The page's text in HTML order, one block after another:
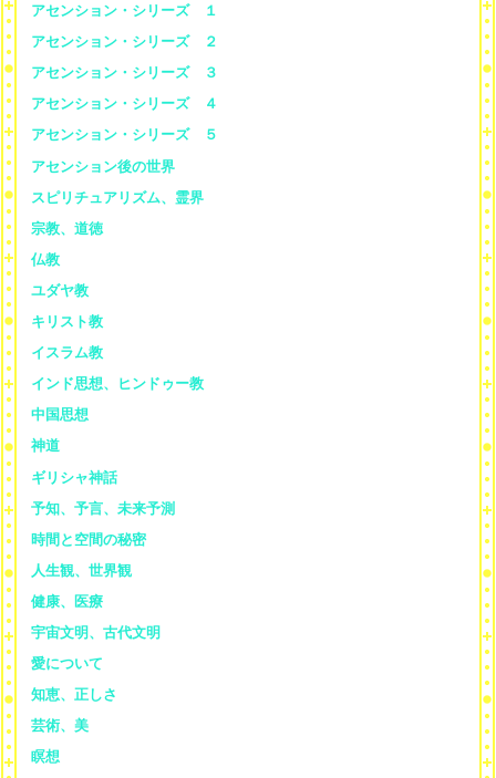
アセンション・シリーズ １
アセンション・シリーズ ２
アセンション・シリーズ ３
アセンション・シリーズ ４
アセンション・シリーズ ５
アセンション後の世界
スピリチュアリズム、霊界
宗教、道徳
仏教
ユダヤ教
キリスト教
イスラム教
インド思想、ヒンドゥー教
中国思想
神道
ギリシャ神話
予知、予言、未来予測
時間と空間の秘密
人生観、世界観
健康、医療
宇宙文明、古代文明
愛について
知恵、正しさ
芸術、美
瞑想